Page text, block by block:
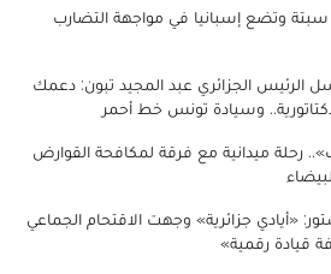
سبتة وتضع إسبانيا في مواجهة التضارب
الرئيس الجزائري عبد المجيد تبون: دعمك
وسيادة تونس خط أحمر
رحلة ميدانية مع فرقة لمكافحة القوارض
«أيادي جزائرية» وجهت الاقتحام الجماعي
قيادة رقمية»